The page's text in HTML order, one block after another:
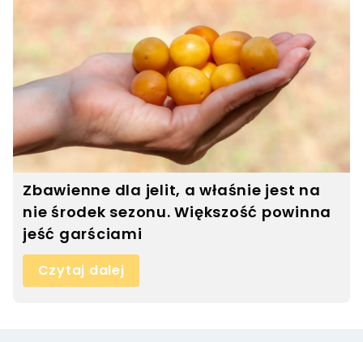
Zbawienne dla jelit, a właśnie jest na
nie środek sezonu. Większość powinna
jeść garściami
Czytaj dalej